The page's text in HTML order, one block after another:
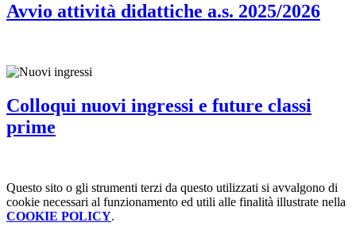
Avvio attività didattiche a.s. 2025/2026
Colloqui nuovi ingressi e future classi
prime
Questo sito o gli strumenti terzi da questo utilizzati si avvalgono di
cookie necessari al funzionamento ed utili alle finalità illustrate nella
COOKIE POLICY.